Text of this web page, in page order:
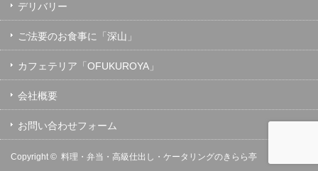
デリバリー
ご法要のお食事に「深山」
カフェテリア「OFUKUROYA」
会社概要
お問い合わせフォーム
Copyright © 料理・弁当・高級仕出し・ケータリングのきらら亭